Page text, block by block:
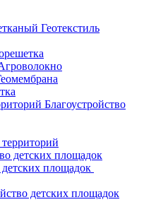
Геотекстиль
Благоустройство
территорий
детских площадок
детских площадок